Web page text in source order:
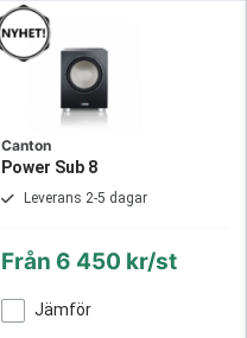
Canton
Power Sub 8
Leverans 2-5 dagar
Från 6 450 kr/st
Jämför